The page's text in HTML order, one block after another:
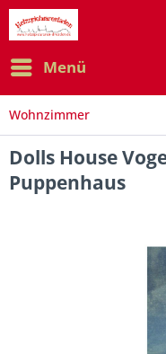
Menü
Wohnzimmer
Dolls House
Puppenhaus